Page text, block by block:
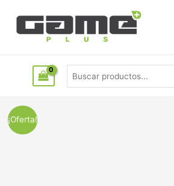
¡Oferta!